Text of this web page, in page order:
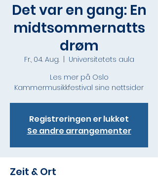
Det var en gang: En
midtsommernatts
drøm
Fr., 04. Aug.
  |
Universitetets aula
Les mer på Oslo
Kammermusikkfestival sine nettsider
Registreringen er lukket
Se andre arrangementer
Zeit & Ort